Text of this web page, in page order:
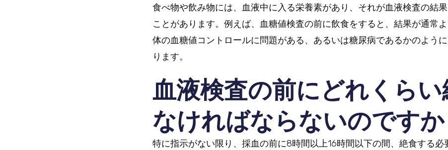
食べ物や飲み物には、血液中に入る栄養素があり、それが血液検査の結
ことがあります。例えば、血糖値検査の前に飲食をすると、結果が通常
体の血糖値コントロールに問題がある、あるいは糖尿病であるかのよう
ります。
血液検査の前にどれくらい
なければならないのですか
特に指示がない限り、採血の前に8時間以上16時間以下の間、絶食する必